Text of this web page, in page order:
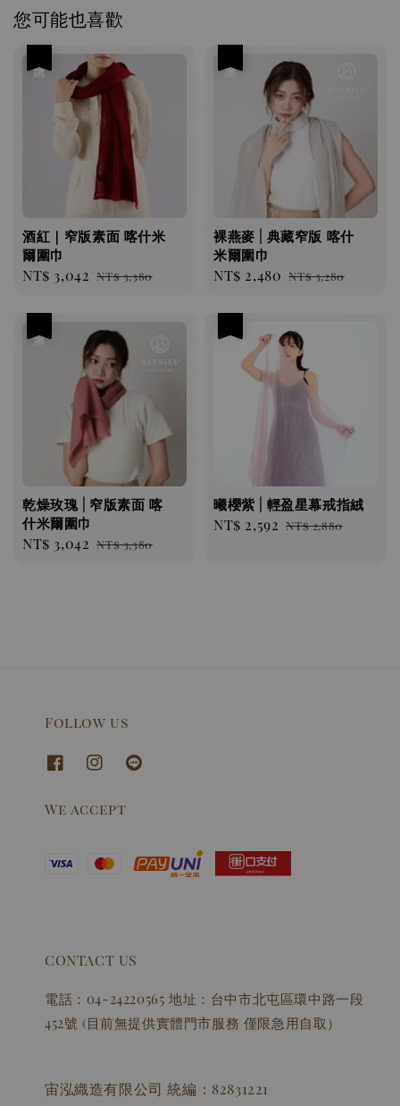
您可能也喜歡
酒紅｜窄版素面 喀什米
爾圍巾
Sale
NT$ 3,042 Regular
NT$ 3,380
裸燕麥 | 典藏窄版 喀什
米爾圍巾
Sale
NT$ 2,480 Regular
NT$ 3,280
乾燥玫瑰 | 窄版素面 喀
什米爾圍巾
Sale
NT$ 3,042 Regular
NT$ 3,380
曦櫻紫 | 輕盈星幕戒指絨
Sale
NT$ 2,592 Regular
NT$ 2,880
Follow us
We accept
CONTACT US
電話：04-24220565 地址：台中市北屯區環中路一段
452號 (目前無提供實體門市服務 僅限急用自取）
宙泓織造有限公司 統編：82831221